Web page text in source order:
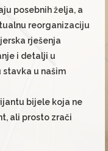
posebnih želja, a
reorganizaciju
rješenja
i detalji u
u našim
bijele koja ne
ali prosto zrači